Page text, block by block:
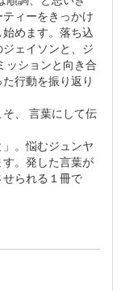
ィーをきっかけ
めます。落ち込
ェイソンと、ジ
行動を振り返り
て伝
。悩むジュンヤ
。発した言葉が
られる１冊で